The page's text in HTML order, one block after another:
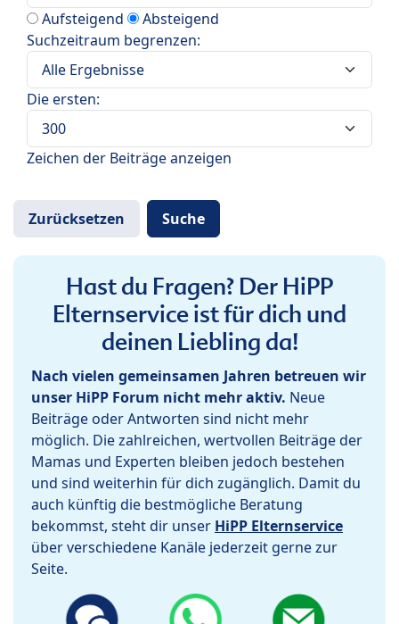
Aufsteigend
Absteigend
Suchzeitraum begrenzen:
Die ersten:
Zeichen der Beiträge anzeigen
Hast du Fragen? Der HiPP
Elternservice ist für dich und
deinen Liebling da!
Nach vielen gemeinsamen Jahren betreuen wir
unser HiPP Forum nicht mehr aktiv. Neue
Beiträge oder Antworten sind nicht mehr
möglich. Die zahlreichen, wertvollen Beiträge der
Mamas und Experten bleiben jedoch bestehen
und sind weiterhin für dich zugänglich. Damit du
auch künftig die bestmögliche Beratung
bekommst, steht dir unser HiPP Elternservice
über verschiedene Kanäle jederzeit gerne zur
Seite.